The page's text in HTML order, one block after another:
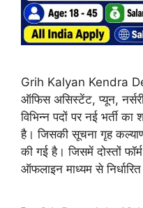
Grih Kalyan Kendra
ऑफिस असिस्टेंट, प्यून,
विभिन्न पदों पर नई भर्ती का
है। जिसकी सूचना गृह
की गई है। जिसमें दोस्तों
ऑफलाइन माध्यम से